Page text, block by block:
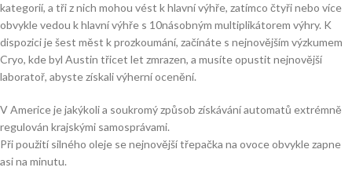
kategorií, a tři z nich mohou vést k hlavní výhře, zatímco čtyři nebo více
obvykle vedou k hlavní výhře s 10násobným multiplikátorem výhry. K
dispozici je šest měst k prozkoumání, začínáte s nejnovějším výzkumem
Cryo, kde byl Austin třicet let zmrazen, a musíte opustit nejnovější
laboratoř, abyste získali výherní ocenění.
V Americe je jakýkoli a soukromý způsob získávání automatů extrémně
regulován krajskými samosprávami.
Při použití silného oleje se nejnovější třepačka na ovoce obvykle zapne
asi na minutu.